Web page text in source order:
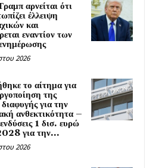
αρνείται ότι
έλλειψη
και
εναντίον των
2026
το αίτημα για
της
για την
ανθεκτικότητα –
1 δισ. ευρώ
για την...
2026